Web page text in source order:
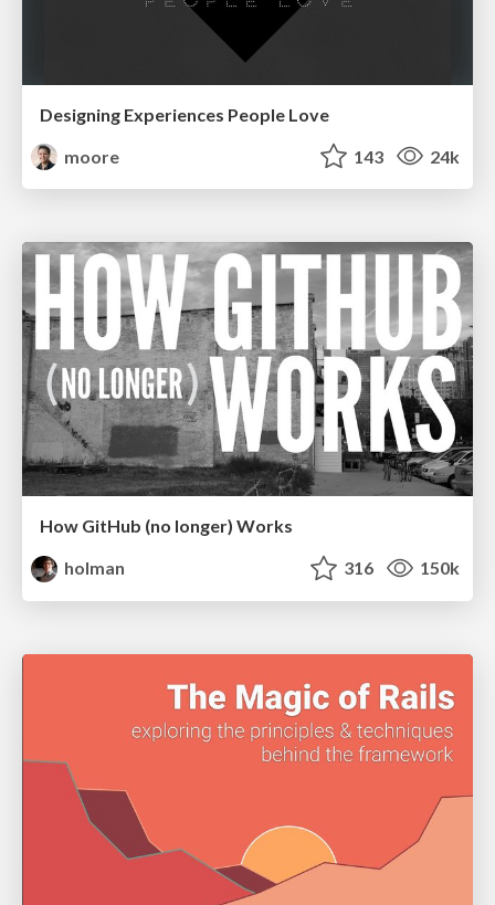
Designing Experiences People Love
moore
143 24k
How GitHub (no longer) Works
holman
316 150k